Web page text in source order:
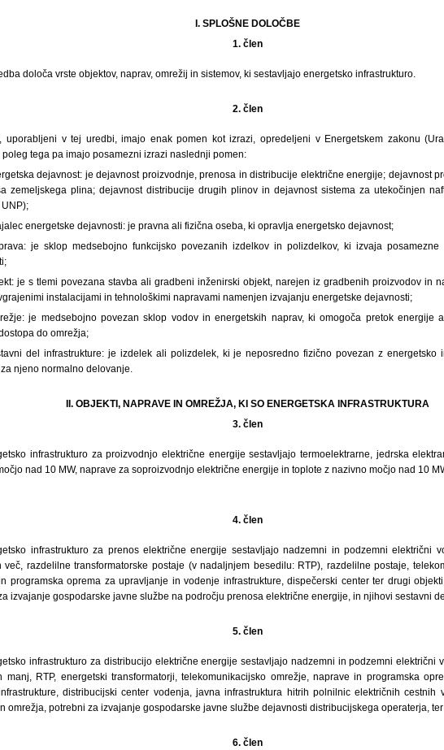
I. SPLOŠNE DOLOČBE
1. člen
določa vrste objektov, naprav, omrežij in sistemov, ki sestavljajo energetsko infrastrukturo.
2. člen
uporabljeni v tej uredbi, imajo enak pomen kot izrazi, opredeljeni v Energetskem zakonu
poleg tega pa imajo posamezni izrazi naslednji pomen:
dejavnost: je dejavnost proizvodnje, prenosa in distribucije električne energije; dejavnost
zemeljskega plina; dejavnost distribucije drugih plinov in dejavnost sistema za utekočinjen
energetske dejavnosti: je pravna ali fizična oseba, ki opravlja energetsko dejavnost;
je sklop medsebojno funkcijsko povezanih izdelkov in polizdelkov, ki izvaja posamezne
je s tlemi povezana stavba ali gradbeni inženirski objekt, narejen iz gradbenih proizvodov in
instalacijami in tehnološkimi napravami namenjen izvajanju energetske dejavnosti;
je medsebojno povezan sklop vodov in energetskih naprav, ki omogoča pretok energije
do omrežja;
del infrastrukture: je izdelek ali polizdelek, ki je neposredno fizično povezan z energetsko
njeno normalno delovanje.
II. OBJEKTI, NAPRAVE IN OMREŽJA, KI SO ENERGETSKA INFRASTRUKTURA
3. člen
infrastrukturo za proizvodnjo električne energije sestavljajo termoelektrarne, jedrska
nad 10 MW, naprave za soproizvodnjo električne energije in toplote z nazivno močjo nad 10
4. člen
infrastrukturo za prenos električne energije sestavljajo nadzemni in podzemni električni
več, razdelilne transformatorske postaje (v nadaljnjem besedilu: RTP), razdelilne postaje,
programska oprema za upravljanje in vodenje infrastrukture, dispečerski center ter drugi
izvajanje gospodarske javne službe na področju prenosa električne energije, in njihovi sestavni
5. člen
infrastrukturo za distribucijo električne energije sestavljajo nadzemni in podzemni električni
manj, RTP, energetski transformatorji, telekomunikacijsko omrežje, naprave in programska
distribucijski center vodenja, javna infrastruktura hitrih polnilnic električnih cestnih
omrežja, potrebni za izvajanje gospodarske javne službe dejavnosti distribucijskega operaterja,
6. člen